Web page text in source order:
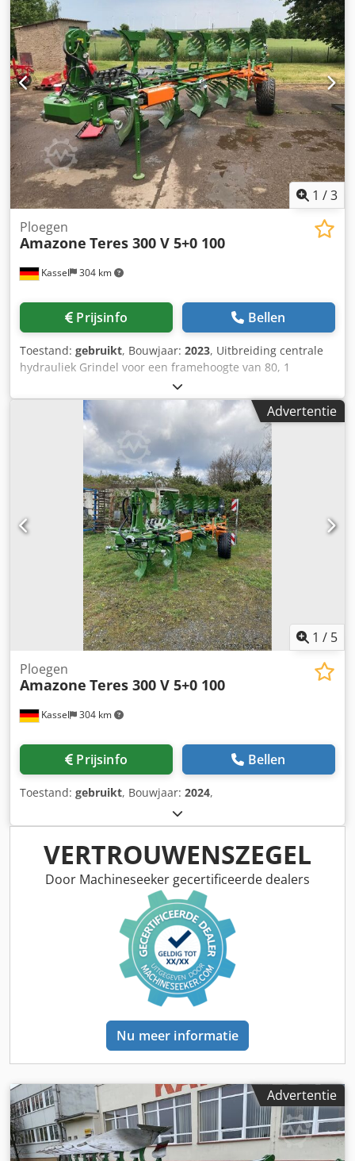
1 /3
Kassel 304 km
Ploegen
Amazone Teres 300 V 5+0 100
Prijsinfo Bellen
Toestand: gebruikt, Bouwjaar: 2023, Uitbreiding centrale
hydrauliek Grindel voor een framehoogte van 80, 1
ploegeenheid STW / 35, 1 paar risters 430, 1 paar HD-
schoenpunten, 1 paar insteekplaat voor STW / 35, 1 paar
schijfkouters voor Variopf schijfkouter D 500, gekarteld
en/of geveerd, 1 Dedpfxor Ucigs Aa Ijkr
Advertentie
1 / 5
Kassel 304 km
Ploegen
Amazone Teres 300 V 5+0 100
Prijsinfo Bellen
Toestand: gebruikt, Bouwjaar: 2024,
VERTROUWENSZEGEL
Door Machineseeker gecertificeerde dealers
Nu meer informatie
Advertentie